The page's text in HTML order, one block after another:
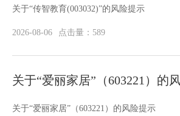
关于“传智教育(003032)”的风险提示
2026-08-06 点击量：589
关于“爱丽家居”（603221）的
关于“爱丽家居”（603221）的风险提示